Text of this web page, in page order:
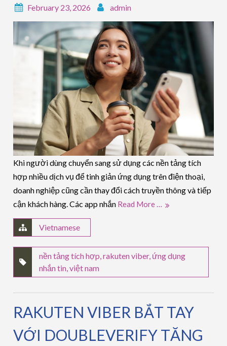
February 23, 2026 admin
Khi người dùng chuyển sang sử dụng các nền tảng tích
hợp nhiều dịch vụ để tinh giản ứng dụng trên điện thoại,
doanh nghiệp cũng cần thay đổi cách truyền thông và tiếp
cận khách hàng. Các app nhắn Read More …
Vietnamese
nền tảng tích hợp,rakuten viber, ứng dụng
nhắn tin,việt nam
RAKUTEN VIBER BẮT TAY
VỚI DOUBLEVERIFY TĂNG